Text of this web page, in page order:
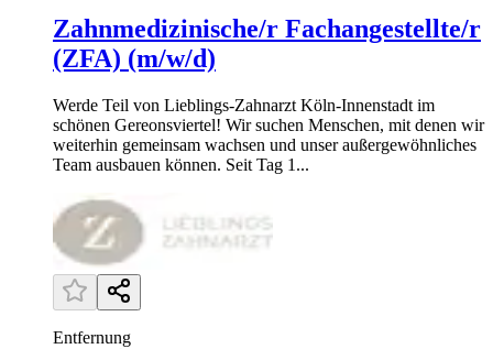
Zahnmedizinische/r Fachangestellte/r
(ZFA) (m/w/d)
Werde Teil von Lieblings-Zahnarzt Köln-Innenstadt im
schönen Gereonsviertel! Wir suchen Menschen, mit denen wir
weiterhin gemeinsam wachsen und unser außergewöhnliches
Team ausbauen können. Seit Tag 1...
Entfernung